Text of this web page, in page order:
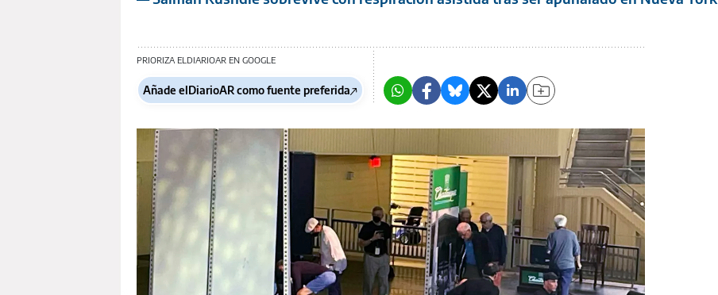
PRIORIZA ELDIARIOAR EN GOOGLE
Añade elDiarioAR como fuente preferida